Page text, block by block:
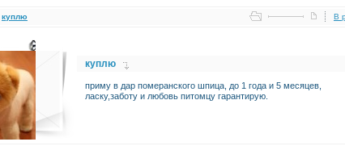
куплю В
куплю
приму в дар померанского шпица, до 1 года и 5 месяцев,
ласку,заботу и любовь питомцу гарантирую.